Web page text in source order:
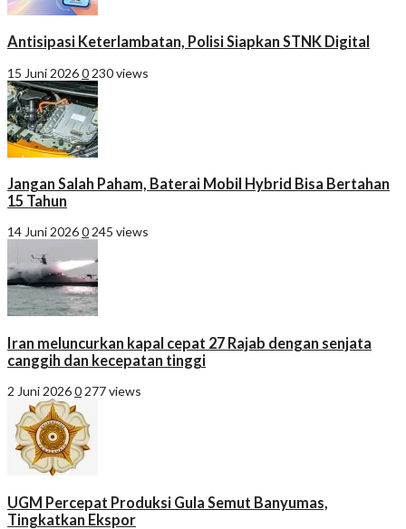
Antisipasi Keterlambatan, Polisi Siapkan STNK Digital
15 Juni 20260 230 views
Jangan Salah Paham, Baterai Mobil Hybrid Bisa Bertahan
15 Tahun
14 Juni 20260245 views
Iran meluncurkan kapal cepat 27 Rajab dengan senjata
canggih dan kecepatan tinggi
2 Juni 20260 277 views
UGM Percepat Produksi Gula Semut Banyumas,
Tingkatkan Ekspor